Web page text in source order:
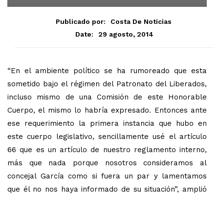
Publicado por:
Costa De Noticias
Date:
29 agosto, 2014
“En el ambiente político se ha rumoreado que esta
sometido bajo el régimen del Patronato del Liberados,
incluso mismo de una Comisión de este Honorable
Cuerpo, el mismo lo habría expresado. Entonces ante
ese requerimiento la primera instancia que hubo en
este cuerpo legislativo, sencillamente usé el artículo
66 que es un artículo de nuestro reglamento interno,
más que nada porque nosotros consideramos al
concejal García como si fuera un par y lamentamos
que él no nos haya informado de su situación”, amplió